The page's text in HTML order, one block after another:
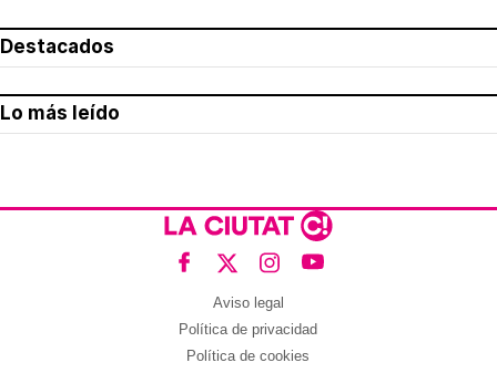
Destacados
Lo más leído
Aviso legal
Política de privacidad
Política de cookies